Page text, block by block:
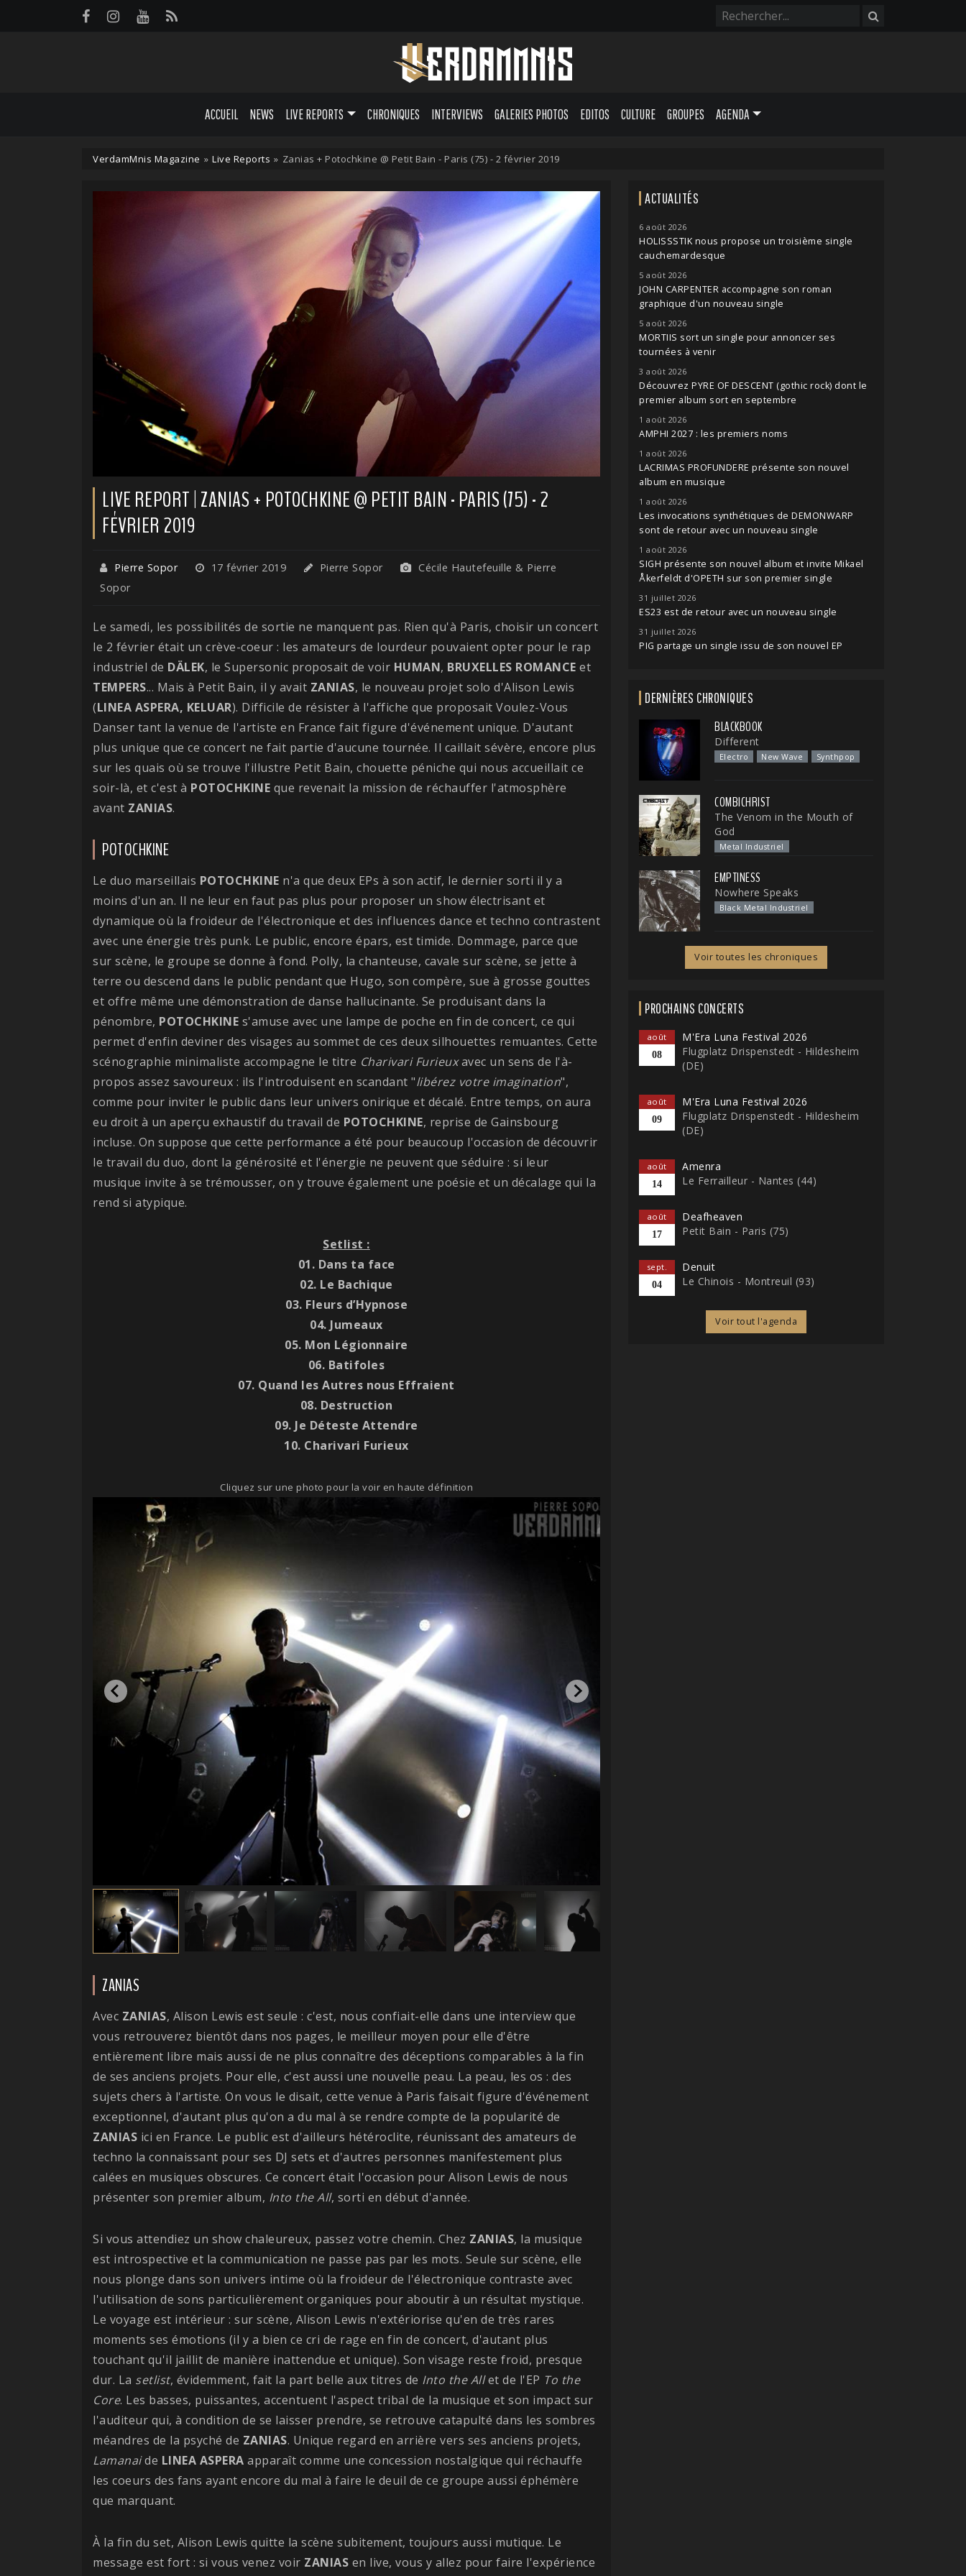
ACCUEIL NEWS LIVE REPORTS CHRONIQUES INTERVIEWS GALERIES PHOTOS EDITOS CULTURE GROUPES AGENDA
VerdamMnis Magazine » Live Reports » Zanias + Potochkine @ Petit Bain - Paris (75) - 2 février 2019
LIVE REPORT | ZANIAS + POTOCHKINE @ PETIT BAIN - PARIS (75) - 2
FÉVRIER 2019
Pierre Sopor 17 février 2019 Pierre Sopor
Cécile Hautefeuille & Pierre
Sopor
Le samedi, les possibilités de sortie ne manquent pas. Rien qu'à Paris, choisir un concert
le 2 février était un crève-coeur : les amateurs de lourdeur pouvaient opter pour le rap
industriel de DÄLEK, le Supersonic proposait de voir HUMAN, BRUXELLES ROMANCE et
TEMPERS... Mais à Petit Bain, il y avait ZANIAS, le nouveau projet solo d'Alison Lewis
(LINEA ASPERA, KELUAR). Difficile de résister à l'affiche que proposait Voulez-Vous
Danser tant la venue de l'artiste en France fait figure d'événement unique. D'autant
plus unique que ce concert ne fait partie d'aucune tournée. Il caillait sévère, encore plus
sur les quais où se trouve l'illustre Petit Bain, chouette péniche qui nous accueillait ce
soir-là, et c'est à POTOCHKINE que revenait la mission de réchauffer l'atmosphère
avant ZANIAS.
POTOCHKINE
Le duo marseillais POTOCHKINE n'a que deux EPs à son actif, le dernier sorti il y a
moins d'un an. Il ne leur en faut pas plus pour proposer un show électrisant et
dynamique où la froideur de l'électronique et des influences dance et techno contrastent
avec une énergie très punk. Le public, encore épars, est timide. Dommage, parce que
sur scène, le groupe se donne à fond. Polly, la chanteuse, cavale sur scène, se jette à
terre ou descend dans le public pendant que Hugo, son compère, sue à grosse gouttes
et offre même une démonstration de danse hallucinante. Se produisant dans la
pénombre, POTOCHKINE s'amuse avec une lampe de poche en fin de concert, ce qui
permet d'enfin deviner des visages au sommet de ces deux silhouettes remuantes. Cette
scénographie minimaliste accompagne le titre Charivari Furieuxavec un sens de l'à-
propos assez savoureux : ils l'introduisent en scandant "libérez votre imagination",
comme pour inviter le public dans leur univers onirique et décalé. Entre temps, on aura
eu droit à un aperçu exhaustif du travail de POTOCHKINE, reprise de Gainsbourg
incluse. On suppose que cette performance a été pour beaucoup l'occasion de découvrir
le travail du duo, dont la générosité et l'énergie ne peuvent que séduire : si leur
musique invite à se trémousser, on y trouve également une poésie et un décalage qui la
rend si atypique.
Setlist :
01. Dans ta face
02. Le Bachique
03. Fleurs d’Hypnose
04. Jumeaux
05. Mon Légionnaire
06. Batifoles
07. Quand les Autres nous Effraient
08. Destruction
09. Je Déteste Attendre
10. Charivari Furieux
Cliquez sur une photo pour la voir en haute définition
ZANIAS
Avec ZANIAS, Alison Lewis est seule : c'est, nous confiait-elle dans une interview que
vous retrouverez bientôt dans nos pages, le meilleur moyen pour elle d'être
entièrement libre mais aussi de ne plus connaître des déceptions comparables à la fin
de ses anciens projets. Pour elle, c'est aussi une nouvelle peau. La peau, les os : des
sujets chers à l'artiste. On vous le disait, cette venue à Paris faisait figure d'événement
exceptionnel, d'autant plus qu'on a du mal à se rendre compte de la popularité de
ZANIAS ici en France. Le public est d'ailleurs hétéroclite, réunissant des amateurs de
techno la connaissant pour ses DJ sets et d'autres personnes manifestement plus
calées en musiques obscures. Ce concert était l'occasion pour Alison Lewis de nous
présenter son premier album, Into the All, sorti en début d'année.
Si vous attendiez un show chaleureux, passez votre chemin. Chez ZANIAS, la musique
est introspective et la communication ne passe pas par les mots. Seule sur scène, elle
nous plonge dans son univers intime où la froideur de l'électronique contraste avec
l'utilisation de sons particulièrement organiques pour aboutir à un résultat mystique.
Le voyage est intérieur : sur scène, Alison Lewis n'extériorise qu'en de très rares
moments ses émotions (il y a bien ce cri de rage en fin de concert, d'autant plus
touchant qu'il jaillit de manière inattendue et unique). Son visage reste froid, presque
dur. La setlist, évidemment, fait la part belle aux titres de Into the Allet de l'EP To the
Core. Les basses, puissantes, accentuent l'aspect tribal de la musique et son impact sur
l'auditeur qui, à condition de se laisser prendre, se retrouve catapulté dans les sombres
méandres de la psyché de ZANIAS. Unique regard en arrière vers ses anciens projets,
Lamanaide LINEA ASPERA apparaît comme une concession nostalgique qui réchauffe
les coeurs des fans ayant encore du mal à faire le deuil de ce groupe aussi éphémère
que marquant.
À la fin du set, Alison Lewis quitte la scène subitement, toujours aussi mutique. Le
message est fort : si vous venez voir ZANIAS en live, vous y allez pour faire l'expérience
ACTUALITÉS
6 août 2026
HOLISSSTIK nous propose un troisième single
cauchemardesque
5 août 2026
JOHN CARPENTER accompagne son roman
graphique d'un nouveau single
5 août 2026
MORTIIS sort un single pour annoncer ses
tournées à venir
3 août 2026
Découvrez PYRE OF DESCENT (gothic rock) dont le
premier album sort en septembre
1 août 2026
AMPHI 2027 : les premiers noms
1 août 2026
LACRIMAS PROFUNDERE présente son nouvel
album en musique
1 août 2026
Les invocations synthétiques de DEMONWARP
sont de retour avec un nouveau single
1 août 2026
SIGH présente son nouvel album et invite Mikael
Åkerfeldt d'OPETH sur son premier single
31 juillet 2026
ES23 est de retour avec un nouveau single
31 juillet 2026
PIG partage un single issu de son nouvel EP
DERNIÈRES CHRONIQUES
BLACKBOOK
Different
Electro New Wave Synthpop
COMBICHRIST
The Venom in the Mouth of
God
Metal Industriel
EMPTINESS
Nowhere Speaks
Black Metal Industriel
Voir toutes les chroniques
PROCHAINS CONCERTS
août
08
M'Era Luna Festival 2026
Flugplatz Drispenstedt - Hildesheim
(DE)
août
09
M'Era Luna Festival 2026
Flugplatz Drispenstedt - Hildesheim
(DE)
août
14
Amenra
Le Ferrailleur - Nantes (44)
août
17
Deafheaven
Petit Bain - Paris (75)
sept.
04
Denuit
Le Chinois - Montreuil (93)
Voir tout l'agenda
Panneau de gestion des cookies